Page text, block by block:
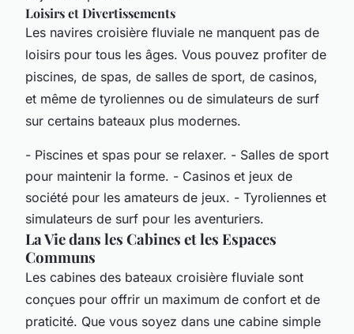
Loisirs et Divertissements
Les navires croisière fluviale ne manquent pas de
loisirs pour tous les âges. Vous pouvez profiter de
piscines, de spas, de salles de sport, de casinos,
et même de tyroliennes ou de simulateurs de surf
sur certains bateaux plus modernes.
- Piscines et spas pour se relaxer. - Salles de sport
pour maintenir la forme. - Casinos et jeux de
société pour les amateurs de jeux. - Tyroliennes et
simulateurs de surf pour les aventuriers.
La Vie dans les Cabines et les Espaces
Communs
Les cabines des bateaux croisière fluviale sont
conçues pour offrir un maximum de confort et de
praticité. Que vous soyez dans une cabine simple